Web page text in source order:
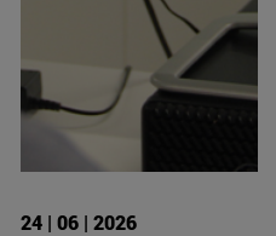
24 | 06 | 2026